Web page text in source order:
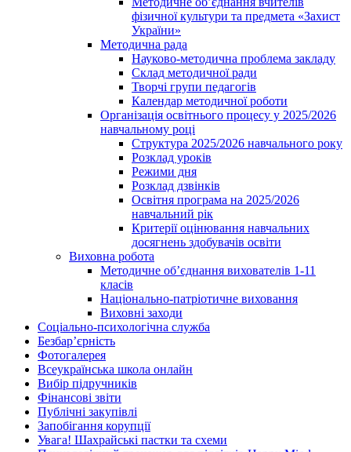
фізичної культури та предмета «Захист
України»
Методична рада
Науково-методична проблема закладу
Склад методичної ради
Творчі групи педагогів
Календар методичної роботи
Організація освітнього процесу у 2025/2026
навчальному році
Структура 2025/2026 навчального року
Розклад уроків
Режими дня
Розклад дзвінків
Освітня програма на 2025/2026
навчальний рік
Критерії оцінювання навчальних
досягнень здобувачів освіти
Виховна робота
Методичне об’єднання вихователів 1-11
класів
Національно-патріотичне виховання
Виховні заходи
Соціально-психологічна служба
Безбар’єрність
Фотогалерея
Всеукраїнська школа онлайн
Вибір підручників
Фінансові звіти
Публічні закупівлі
Запобігання корупції
Увага! Шахрайські пастки та схеми